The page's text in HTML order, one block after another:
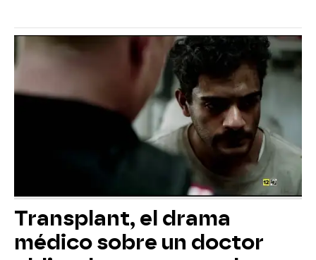
Transplant, el drama
médico sobre un doctor